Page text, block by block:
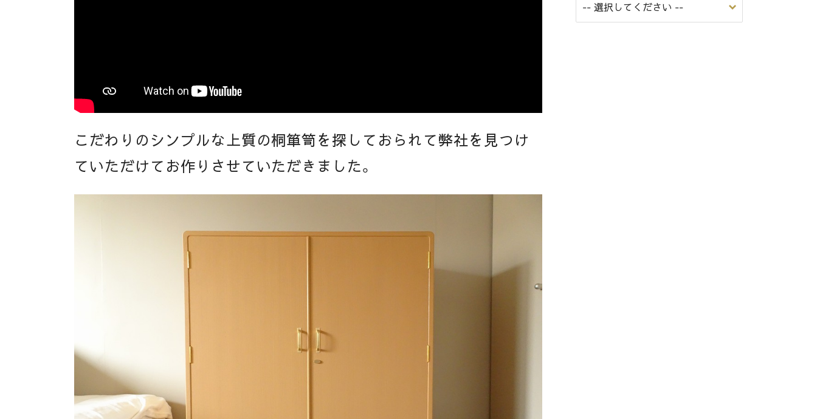
こだわりのシンプルな上質の桐箪笥を探しておられて弊社を見つけ
ていただけてお作りさせていただきました。